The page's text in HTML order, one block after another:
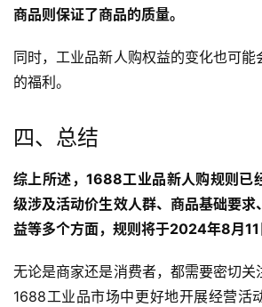
商品则保证了商品的质量。
同时，工业品新人购权益的变化也可能
的福利。
四、总结
综上所述，1688工业品新人购规则已
级涉及活动价生效人群、商品基础要求
益等多个方面，规则将于2024年8月11
无论是商家还是消费者，都需要密切关
1688工业品市场中更好地开展经营活